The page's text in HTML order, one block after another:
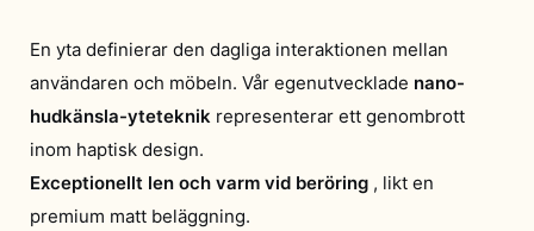
En yta definierar den dagliga interaktionen mellan
användaren och möbeln. Vår egenutvecklade nano-
hudkänsla-yteteknik representerar ett genombrott
inom haptisk design.
Exceptionellt len ​​och varm vid beröring , likt en
premium matt beläggning.